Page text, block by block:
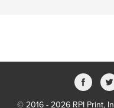
© 2016 - 2026 RPI Print,